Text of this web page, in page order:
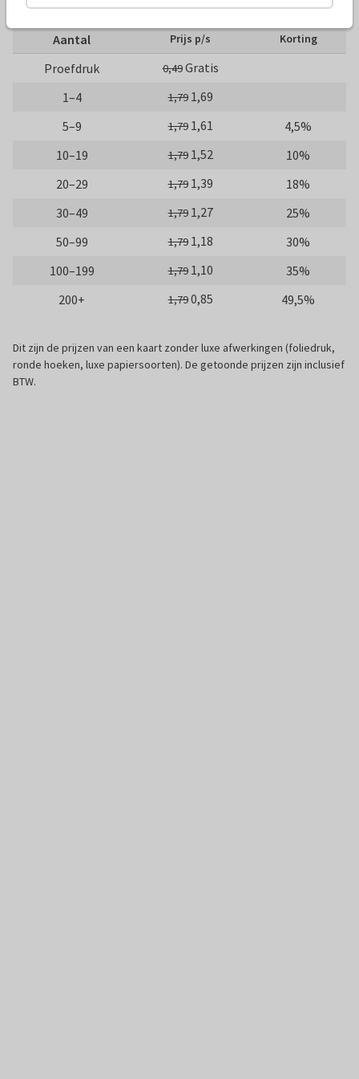
10 x 15 cm 15 x 21 cm 21 x 30 cm
Aantal Prijs p/s Korting
Proefdruk 0,49Gratis
1–4
1,79 1,69
5–9
1,79 1,61
4,5%
10–19
1,79 1,52
10%
20–29
1,79 1,39
18%
30–49
1,79 1,27
25%
50–99
1,79 1,18
30%
100–199
1,79 1,10
35%
200+
1,790,85 49,5%
Dit zijn de prijzen van een kaart zonder luxe afwerkingen (foliedruk,
ronde hoeken, luxe papiersoorten). De getoonde prijzen zijn inclusief
BTW.